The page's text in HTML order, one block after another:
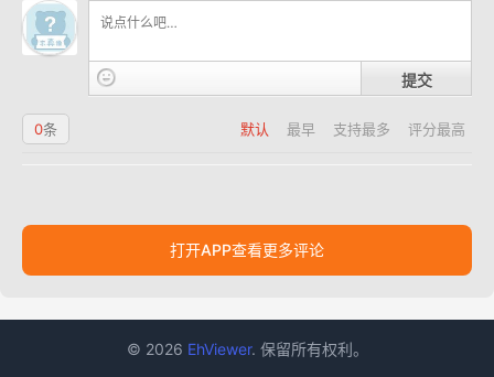
提交
默认 最早 支持最多 评分最高
0条
打开APP查看更多评论
© 2026 EhViewer. 保留所有权利。